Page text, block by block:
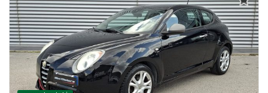
posteriore • Alzacristalli elettrici • Antifurto • Autoradio •
Boardcomputer • Bracciolo • Cerchi in lega • Chiusura centralizzata
• Climatizzatore • Controllo automatico clima • Controllo trazione
• ESP • Fendinebbia • Immobilizzatore elettronico • Lettore CD •
MP3 • Servosterzo • Specchietti laterali elettrici • USB • Volante
multifunzione